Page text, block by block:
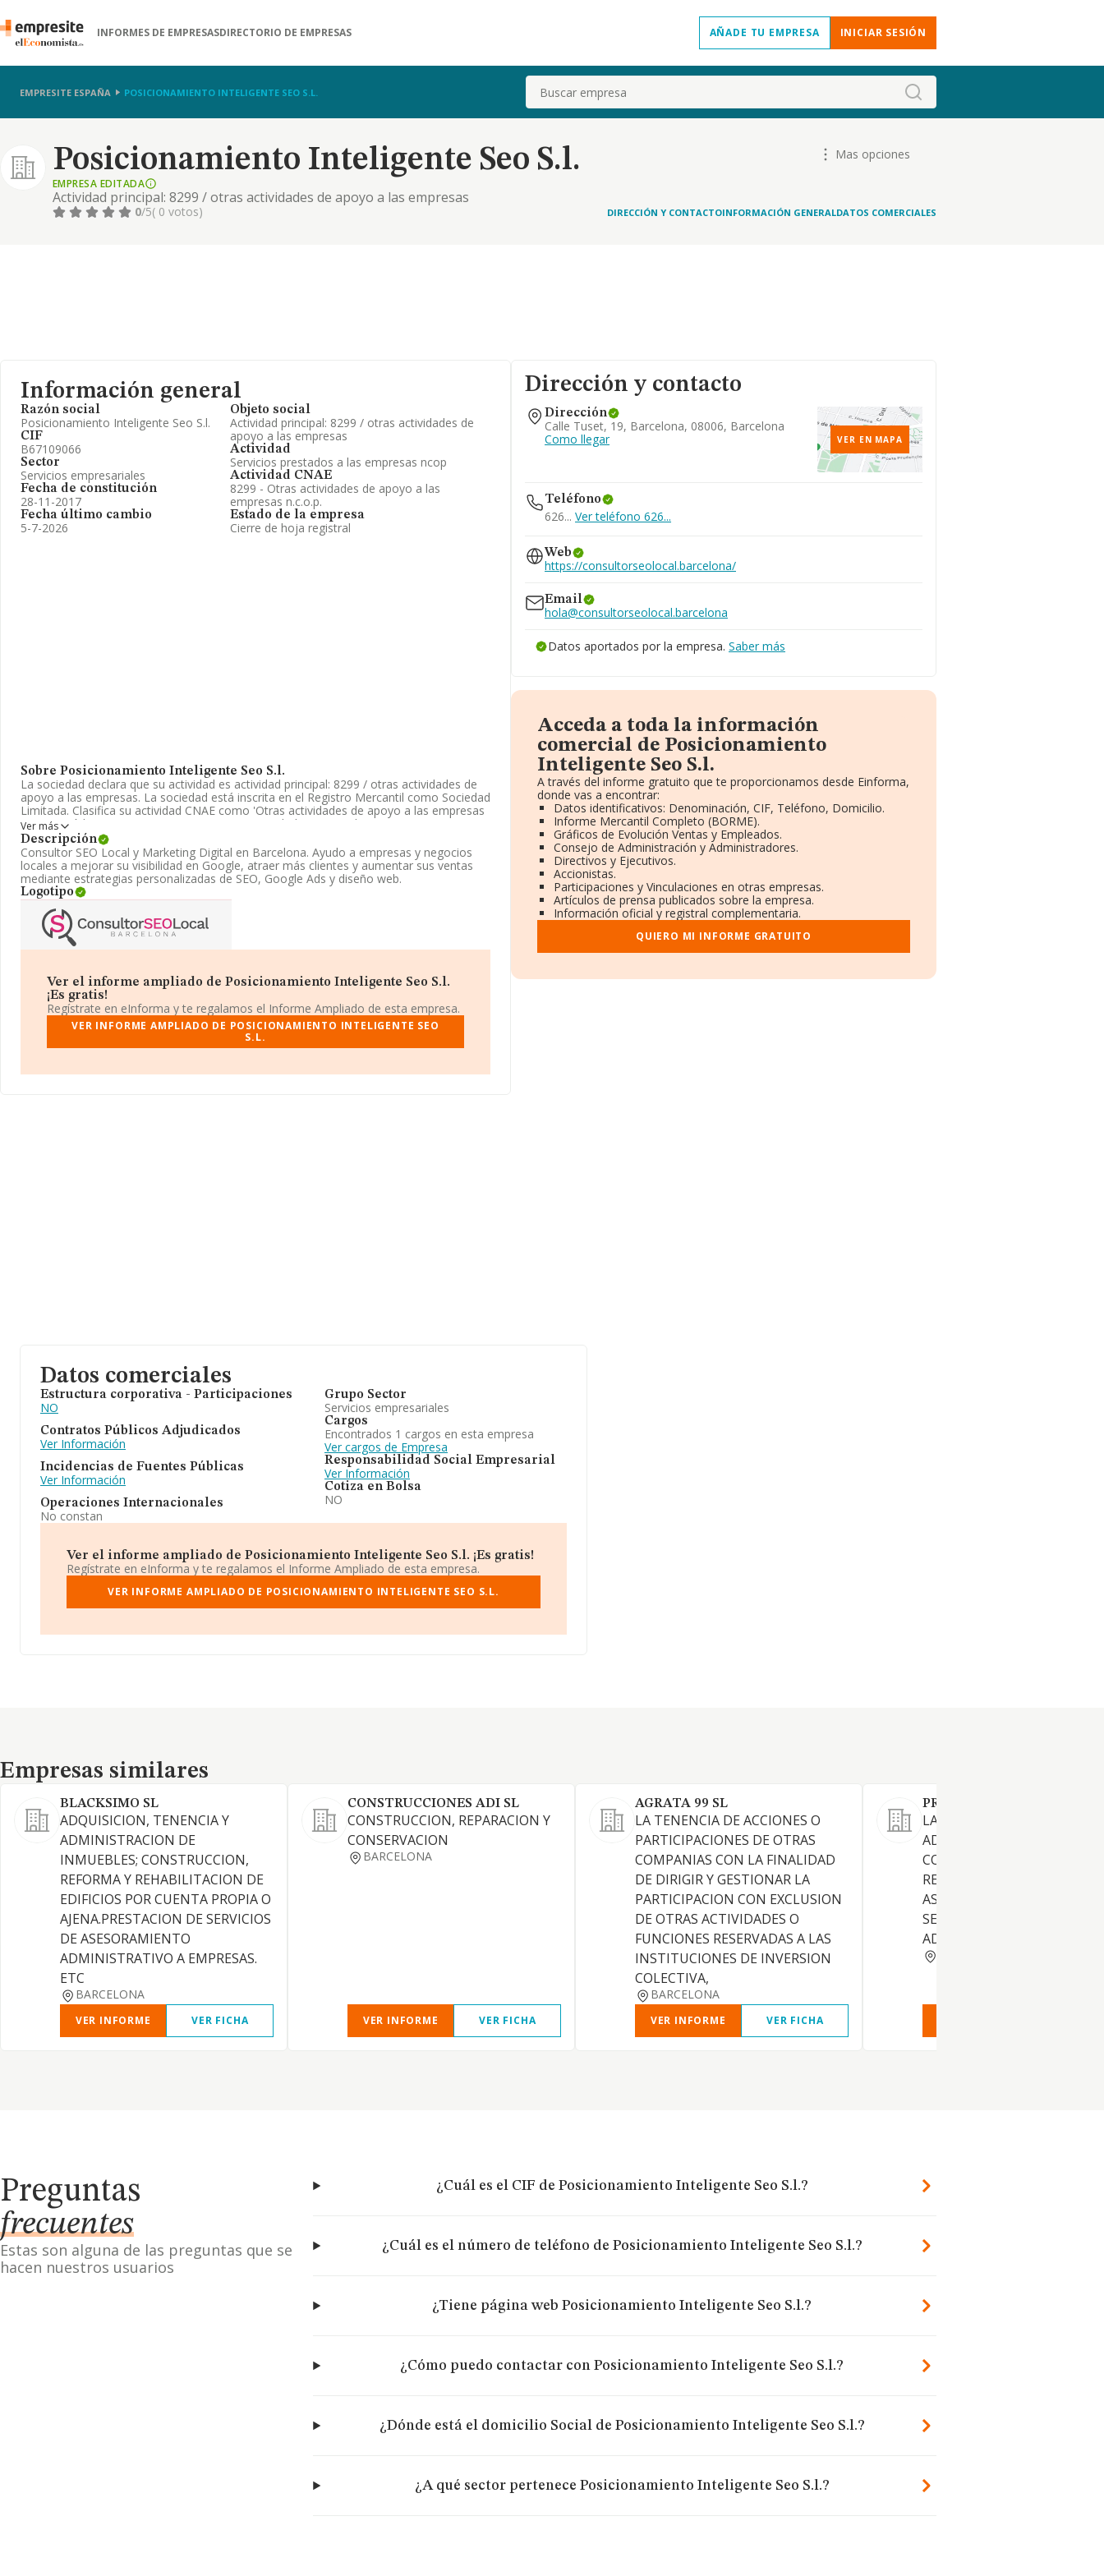
INFORMES DE EMPRESASDIRECTORIO DE EMPRESAS AÑADE TU EMPRESA INICIAR SESIÓN
EMPRESITE ESPAÑA POSICIONAMIENTO INTELIGENTE SEO S.L. Buscar
Posicionamiento Inteligente Seo S.l.
EMPRESA EDITADA
Actividad principal: 8299 / otras actividades de apoyo a las empresas
Mas opciones
0/5( 0 votos) DIRECCIÓN Y CONTACTOINFORMACIÓN GENERALDATOS COMERCIALES
Información general
Razón social
Posicionamiento Inteligente Seo S.l.
CIF
B67109066
Sector
Servicios empresariales
Fecha de constitución
28-11-2017
Fecha último cambio
5-7-2026
Objeto social
Actividad principal: 8299 / otras actividades de
apoyo a las empresas
Actividad
Servicios prestados a las empresas ncop
Actividad CNAE
8299 - Otras actividades de apoyo a las
empresas n.c.o.p.
Estado de la empresa
Cierre de hoja registral
Sobre Posicionamiento Inteligente Seo S.l.
La sociedad declara que su actividad es actividad principal: 8299 / otras actividades de
apoyo a las empresas. La sociedad está inscrita en el Registro Mercantil como Sociedad
Limitada. Clasifica su actividad CNAE como 'Otras actividades de apoyo a las empresas
n.c.o.p.', código 8299. La empresa no tiene actividad en mercados exteriores.
La dirección de correo eshola@consultorseolocal.barcelona. Puedes visitar su sitio web:
www.consultorseolocal.barcelona
La sociedad española
Posicionamiento Inteligente Seo S.L
encuentra en Calle Tuset núm. 23 P. 4, (08006), en el municipio de Barcelona, Cataluña.
Con los datos a disposición de INFORMA sobre 24.832 empresas pertenecientes al
sector, a nivel nacional la facturación asciende a 12.834 millones de euros y la media
entre todas las compañías es de 516 mil euros de ventas. Con el fin de ampliar la
La media de antigüedad desde la constitución es de 18 años.
Ver más
Descripción
Consultor SEO Local y Marketing Digital en Barcelona. Ayudo a empresas y negocios
locales a mejorar su visibilidad en Google, atraer más clientes y aumentar sus ventas
mediante estrategias personalizadas de SEO, Google Ads y diseño web.
Logotipo
Ver el informe ampliado de Posicionamiento Inteligente Seo S.l.
¡Es gratis!
Regístrate en eInforma y te regalamos el Informe Ampliado de esta empresa.
VER INFORME AMPLIADO DE POSICIONAMIENTO INTELIGENTE SEO
S.L.
Dirección y contacto
Dirección
Calle Tuset, 19, Barcelona, 08006, Barcelona
Como llegar
VER EN MAPA
Teléfono
626...Ver teléfono 626...
Web
https://consultorseolocal.barcelona/
Email
hola@consultorseolocal.barcelona
Datos aportados por la empresa.Saber más
Acceda a toda la información
comercial de Posicionamiento
Inteligente Seo S.l.
A través del informe gratuito que te proporcionamos desde Einforma,
donde vas a encontrar:
Datos identificativos: Denominación, CIF, Teléfono, Domicilio.
Informe Mercantil Completo (BORME).
Gráficos de Evolución Ventas y Empleados.
Consejo de Administración y Administradores.
Directivos y Ejecutivos.
Accionistas.
Participaciones y Vinculaciones en otras empresas.
Artículos de prensa publicados sobre la empresa.
Información oficial y registral complementaria.
QUIERO MI INFORME GRATUITO
Datos comerciales
Estructura corporativa - Participaciones
NO
Contratos Públicos Adjudicados
Ver Información
Incidencias de Fuentes Públicas
Ver Información
Operaciones Internacionales
No constan
Grupo Sector
Servicios empresariales
Cargos
Encontrados 1 cargos en esta empresa
Ver cargos de Empresa
Responsabilidad Social Empresarial
Ver Información
Cotiza en Bolsa
NO
Ver el informe ampliado de Posicionamiento Inteligente Seo S.l. ¡Es gratis!
Regístrate en eInforma y te regalamos el Informe Ampliado de esta empresa.
VER INFORME AMPLIADO DE POSICIONAMIENTO INTELIGENTE SEO S.L.
Empresas similares
Empresas similares
BLACKSIMO SL
ADQUISICION, TENENCIA Y
ADMINISTRACION DE
INMUEBLES; CONSTRUCCION,
REFORMA Y REHABILITACION DE
EDIFICIOS POR CUENTA PROPIA O
AJENA.PRESTACION DE SERVICIOS
DE ASESORAMIENTO
ADMINISTRATIVO A EMPRESAS.
ETC
BARCELONA
VER INFORME VER FICHA
CONSTRUCCIONES ADI SL
CONSTRUCCION, REPARACION Y
CONSERVACION
BARCELONA
VER INFORME VER FICHA
AGRATA 99 SL
LA TENENCIA DE ACCIONES O
PARTICIPACIONES DE OTRAS
COMPANIAS CON LA FINALIDAD
DE DIRIGIR Y GESTIONAR LA
PARTICIPACION CON EXCLUSION
DE OTRAS ACTIVIDADES O
FUNCIONES RESERVADAS A LAS
INSTITUCIONES DE INVERSION
COLECTIVA,
BARCELONA
VER INFORME VER FICHA
PROPUCO OFICINAS SL
LA COMPRA VENTA
ADMINISTRACION,
CONSTRUCCION,
REHABILITACION DE
ASI COMO LA PRESTACION
SERVICIOS DE
ADMINISTRATIVO A
Preguntas
frecuentes
Estas son alguna de las preguntas que se
hacen nuestros usuarios
¿Cuál es el CIF de Posicionamiento Inteligente Seo S.l.?
¿Cuál es el número de teléfono de Posicionamiento Inteligente Seo S.l.?
¿Tiene página web Posicionamiento Inteligente Seo S.l.?
¿Cómo puedo contactar con Posicionamiento Inteligente Seo S.l.?
¿Dónde está el domicilio Social de Posicionamiento Inteligente Seo S.l.?
¿A qué sector pertenece Posicionamiento Inteligente Seo S.l.?